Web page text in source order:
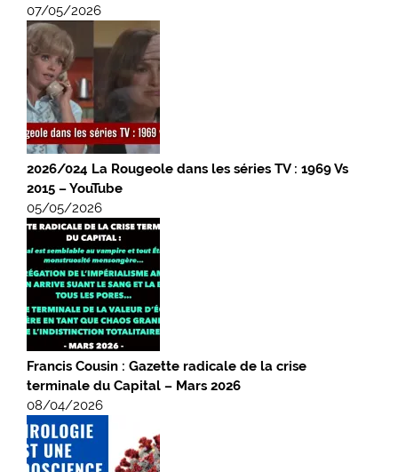
07/05/2026
2026/024 La Rougeole dans les séries TV : 1969 Vs
2015 – YouTube
05/05/2026
Francis Cousin : Gazette radicale de la crise
terminale du Capital – Mars 2026
08/04/2026